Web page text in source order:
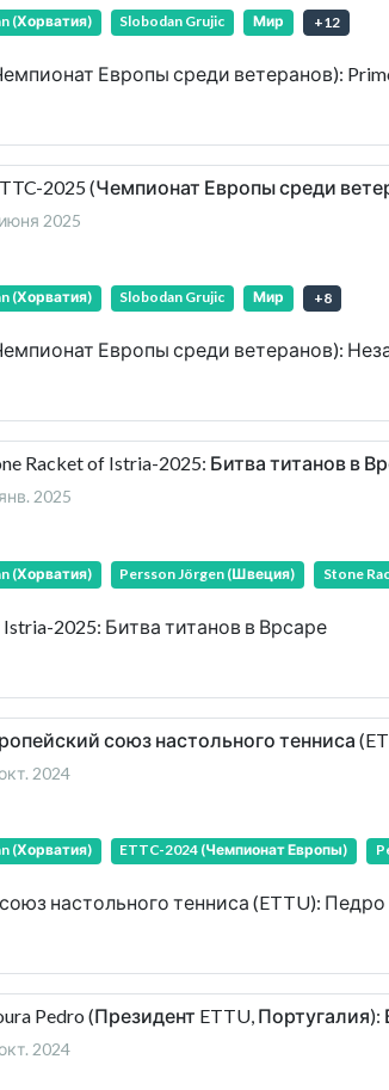
(Хорватия) Slobodan Grujic Мир +12
Европы среди ветеранов):
2025 (Чемпионат Европы среди
2025
(Хорватия) Slobodan Grujic Мир +8
Европы среди ветеранов):
Racket of Istria-2025: Битва титанов в
2025
(Хорватия) Persson Jörgen (Швеция) Stone
Istria-2025: Битва титанов в Врсаре
союз настольного тенниса
2024
(Хорватия) ETTC-2024 (Чемпионат Европы)
настольного тенниса (ETTU):
Pedro (Президент ETTU,
2024